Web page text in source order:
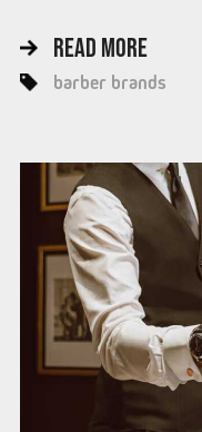
READ MORE
barber brands